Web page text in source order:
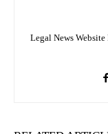
Legal News